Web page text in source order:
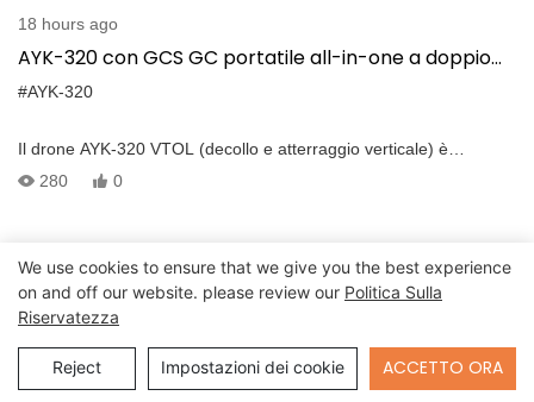
18 hours ago
AYK-320 con GCS GC portatile all-in-one a doppio
sensore & migliora l'efficienza e la sicurezza
#AYK-320
Il drone AYK-320 VTOL (decollo e atterraggio verticale) è
attrezzato con un gimbal a doppio sensore elettro-
portatile All-in-One a doppio schermo T30 (GCS) e dal sistema di
trasmissione video/dati a lungo raggio VDC-22, risultando in una
soluzione di ispezione perfettamente integrata e incredibilmente
efficace. Utilizzando questo sistema, l'efficienza e la sicurezza
dell'ispezione sono significativamente migliorate, fornendo un
280 0
Send Inquiry
We use cookies to ensure that we give you the best experience
on and off our website. please review our Politica Sulla
Riservatezza
Reject Impostazioni dei cookie ACCETTO ORA